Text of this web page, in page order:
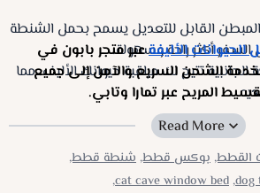
المبطن القابل للتعديل يسمح بحمل الشنطة
السفر أكثر راحة وسهولة.
تتيح لك مراقبة حيوانك الأليف، مما
ومتين:مصنوع من خامات عالية الجودة
تصميم محمول وسهل الطي
الأليفةعبر متجر بابون في
الشحن السريع والآمن إلى جميع
المريح عبر تمارا وتابي.
القطط, بوكس قطط, شنطة قطط,
dog
cat cave window bed,